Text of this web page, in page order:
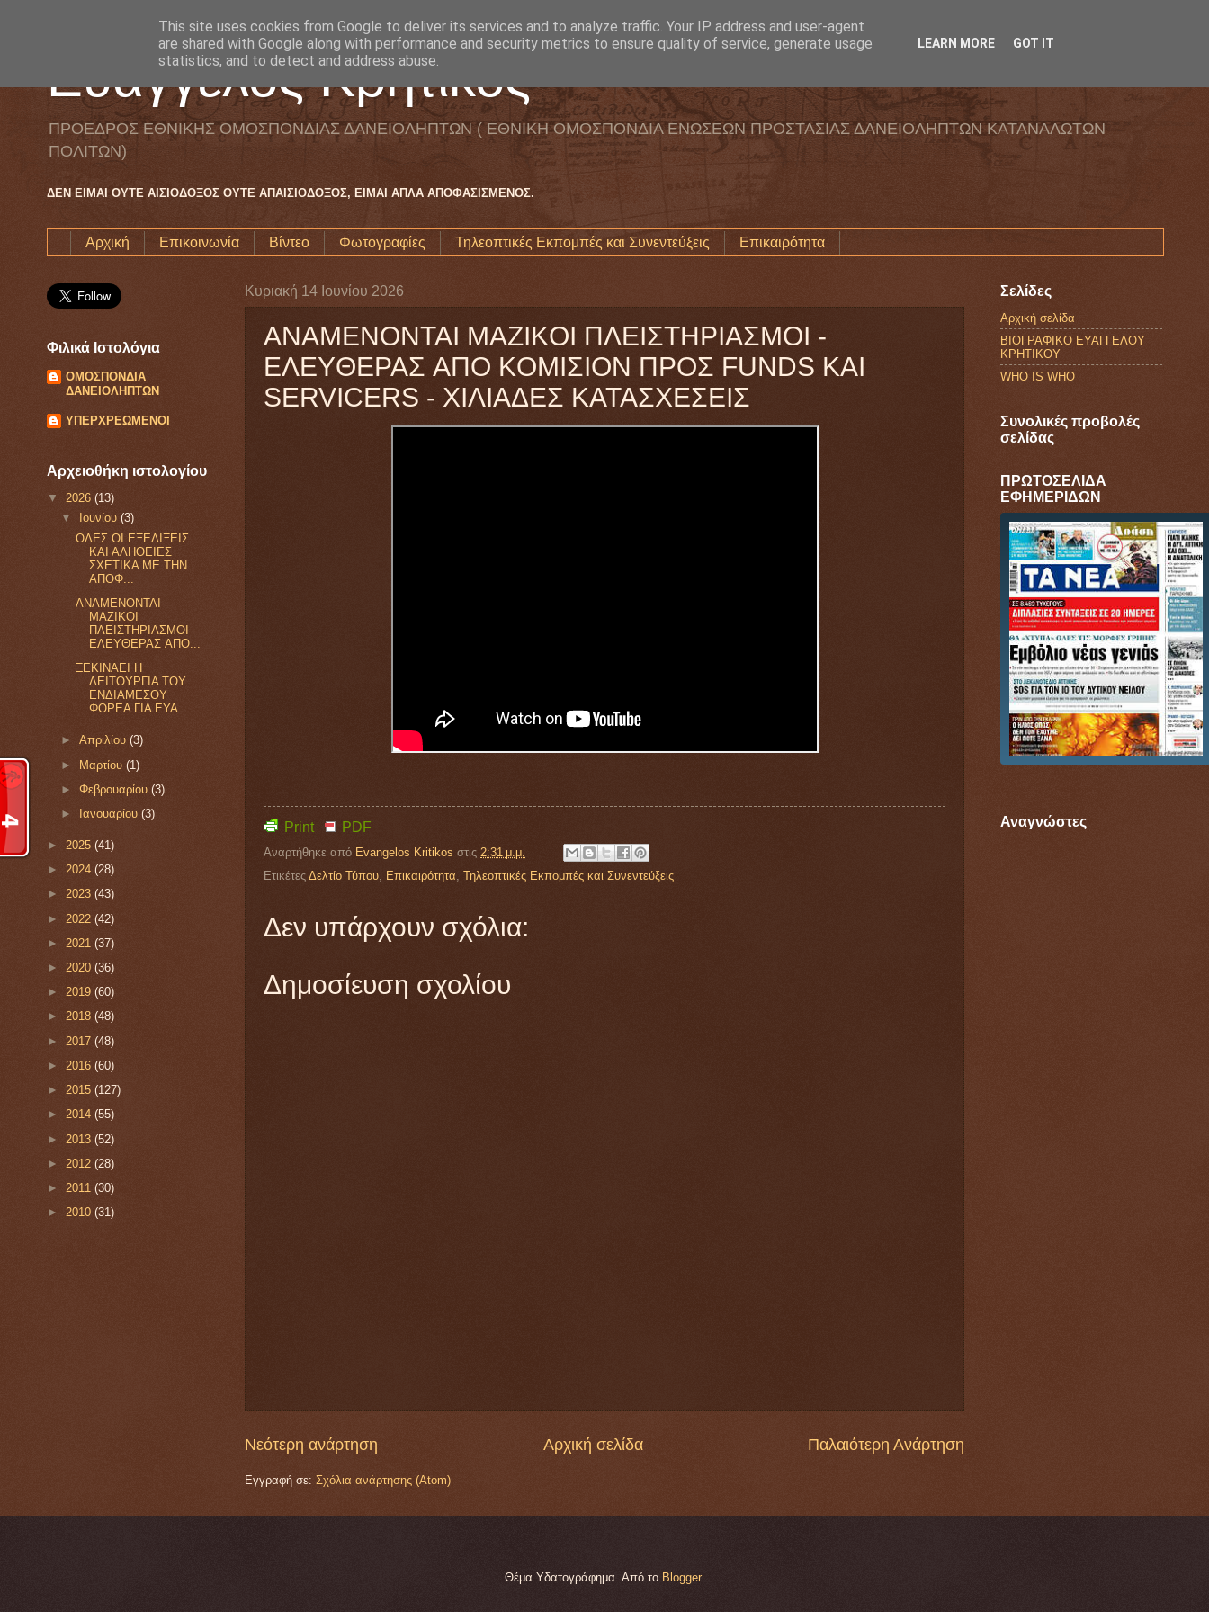
Ευάγγελος Κρητικός
ΠΡΟΕΔΡΟΣ ΕΘΝΙΚΗΣ ΟΜΟΣΠΟΝΔΙΑΣ ΔΑΝΕΙΟΛΗΠΤΩΝ ( ΕΘΝΙΚΗ ΟΜΟΣΠΟΝΔΙΑ ΕΝΩΣΕΩΝ ΠΡΟΣΤΑΣΙΑΣ ΔΑΝΕΙΟΛΗΠΤΩΝ ΚΑΤΑΝΑΛΩΤΩΝ
ΠΟΛΙΤΩΝ)
ΔΕΝ ΕΙΜΑΙ ΟΥΤΕ ΑΙΣΙΟΔΟΞΟΣ ΟΥΤΕ ΑΠΑΙΣΙΟΔΟΞΟΣ, ΕΙΜΑΙ ΑΠΛΑ ΑΠΟΦΑΣΙΣΜΕΝΟΣ.
Αρχική Επικοινωνία Βίντεο Φωτογραφίες Τηλεοπτικές Εκπομπές και Συνεντεύξεις Επικαιρότητα
Κυριακή 14 Ιουνίου 2026
ANAMENONTAI MAZIKOI ΠΛEIΣTHPIAΣMOI -
EΛEYΘEPAΣ AΠO KOMIΣION ΠPOΣ FUNDS KAI
SERVICERS - XIΛIAΔEΣ KATAΣXEΣEIΣ
Print PDF
Αναρτήθηκε από Evangelos Kritikos στις 2:31 μ.μ.
Ετικέτες Δελτίο Τύπου, Επικαιρότητα, Τηλεοπτικές Εκπομπές και Συνεντεύξεις
Δεν υπάρχουν σχόλια:
Δημοσίευση σχολίου
Νεότερη ανάρτηση Παλαιότερη Ανάρτηση
Αρχική σελίδα
Εγγραφή σε: Σχόλια ανάρτησης (Atom)
Φιλικά Ιστολόγια
ΟΜΟΣΠΟΝΔΙΑ
ΔΑΝΕΙΟΛΗΠΤΩΝ
ΥΠΕΡΧΡΕΩΜΕΝΟΙ
Αρχειοθήκη ιστολογίου
▼ 2026 (13)
▼
Ιουνίου(3)
OΛEΣ OI EΞEΛIΞEIΣ
KAI AΛHΘEIEΣ
ΣXETIKA ME THN
AΠOΦ...
ANAMENONTAI
MAZIKOI
ΠΛEIΣTHPIAΣMOI -
EΛEYΘEPAΣ AΠO...
ΞEKINAEI H
ΛEITOYPΓIA TOY
ENΔIAMEΣOY
ΦOPEA ΓIA EYA...
►Απριλίου(3)
► Μαρτίου(1)
►Φεβρουαρίου(3)
►
Ιανουαρίου(3)
► 2025 (41)
► 2024 (28)
► 2023 (43)
► 2022 (42)
► 2021 (37)
► 2020 (36)
► 2019 (60)
► 2018 (48)
► 2017 (48)
► 2016 (60)
► 2015 (127)
► 2014 (55)
► 2013 (52)
► 2012 (28)
► 2011 (30)
► 2010 (31)
Σελίδες
Αρχική σελίδα
ΒΙΟΓΡΑΦΙΚΟ ΕΥΑΓΓΕΛΟΥ
ΚΡΗΤΙΚΟΥ
WHO IS WHO
Συνολικές προβολές
σελίδας
ΠΡΩΤΟΣΕΛΙΔΑ
ΕΦΗΜΕΡΙΔΩΝ
Αναγνώστες
Θέμα Υδατογράφημα. Από το Blogger.
This site uses cookies from Google to deliver its services and to analyze traffic. Your IP address and user-agent
are shared with Google along with performance and security metrics to ensure quality of service, generate usage
statistics, and to detect and address abuse.
LEARN MORE GOT IT